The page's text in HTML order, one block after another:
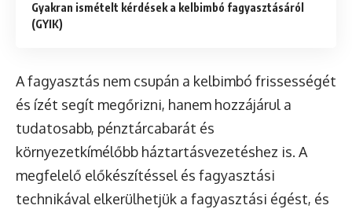
Gyakran ismételt kérdések a kelbimbó fagyasztásáról
(GYIK)
A fagyasztás nem csupán a kelbimbó frissességét
és ízét segít megőrizni, hanem hozzájárul a
tudatosabb, pénztárcabarát és
környezetkímélőbb háztartásvezetéshez is. A
megfelelő előkészítéssel és fagyasztási
technikával elkerülhetjük a fagyasztási égést, és